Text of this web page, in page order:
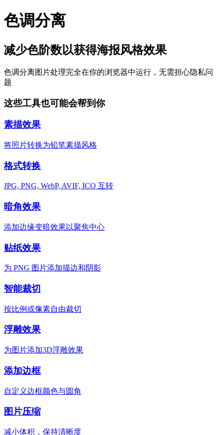
色调分离
减少色阶数以获得海报风格效果
色调分离图片处理完全在你的浏览器中运行，无需担心隐私问
题
这些工具也可能会帮到你
素描效果
将照片转换为铅笔素描风格
格式转换
JPG, PNG, WebP, AVIF, ICO 互转
暗角效果
添加边缘变暗效果以聚焦中心
贴纸效果
为 PNG 图片添加描边和阴影
智能裁切
按比例或像素自由裁切
浮雕效果
为图片添加3D浮雕效果
添加边框
自定义边框颜色与圆角
图片压缩
减小体积，保持清晰度